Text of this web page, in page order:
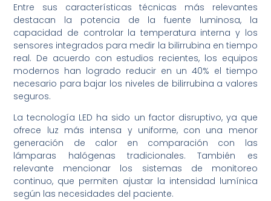
Entre sus características técnicas más relevantes
destacan la potencia de la fuente luminosa, la
capacidad de controlar la temperatura interna y los
sensores integrados para medir la bilirrubina en tiempo
real. De acuerdo con estudios recientes, los equipos
modernos han logrado reducir en un 40% el tiempo
necesario para bajar los niveles de bilirrubina a valores
seguros.
La tecnología LED ha sido un factor disruptivo, ya que
ofrece luz más intensa y uniforme, con una menor
generación de calor en comparación con las
lámparas halógenas tradicionales. También es
relevante mencionar los sistemas de monitoreo
continuo, que permiten ajustar la intensidad lumínica
según las necesidades del paciente.